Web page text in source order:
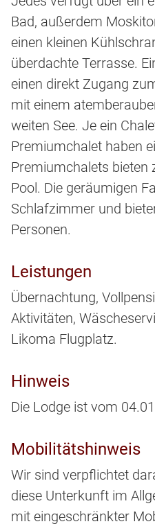
Bad, außerdem
einen kleinen
überdachte Terrasse.
einen direkt Zugang
mit einem
weiten See. Je ein
Premiumchalet haben
Premiumchalets bieten
Pool. Die geräumigen
Schlafzimmer und
Personen.
Leistungen
Übernachtung,
Aktivitäten,
Likoma Flugplatz.
Hinweis
Die Lodge ist vom
Mobilitätshinweis
Wir sind verpflichtet
diese Unterkunft im
mit eingeschränkter